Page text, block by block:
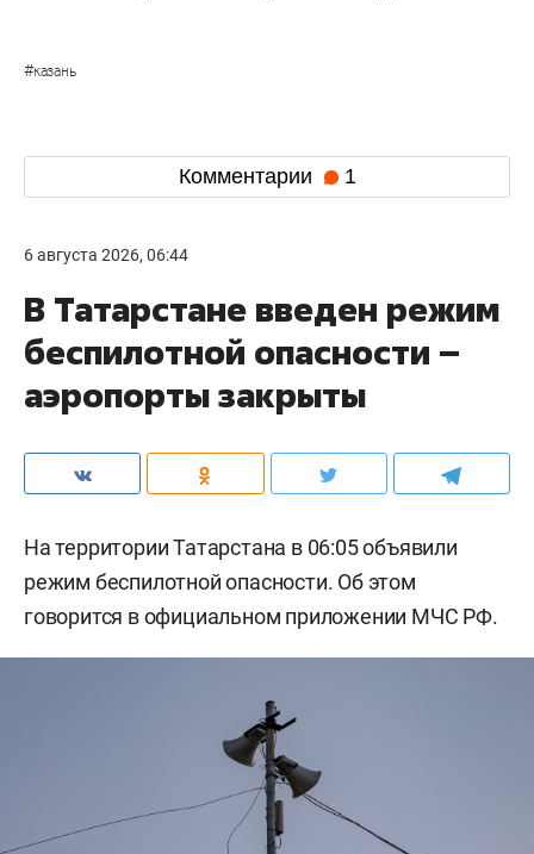
#казань
Комментарии 1
6 августа 2026, 06:44
В Татарстане введен режим
беспилотной опасности –
аэропорты закрыты
На территории Татарстана в 06:05 объявили
режим беспилотной опасности. Об этом
говорится в официальном приложении МЧС РФ.